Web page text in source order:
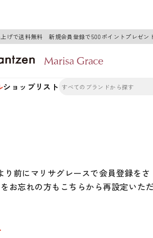
げで送料無料 新規会員登録で500ポイントプレゼン
ショップリスト
前にマリサグレースで会員登録をさ
お忘れの方もこちらから再設定いただ